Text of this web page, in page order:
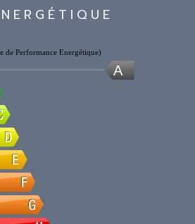
A
de Performance Energétique)